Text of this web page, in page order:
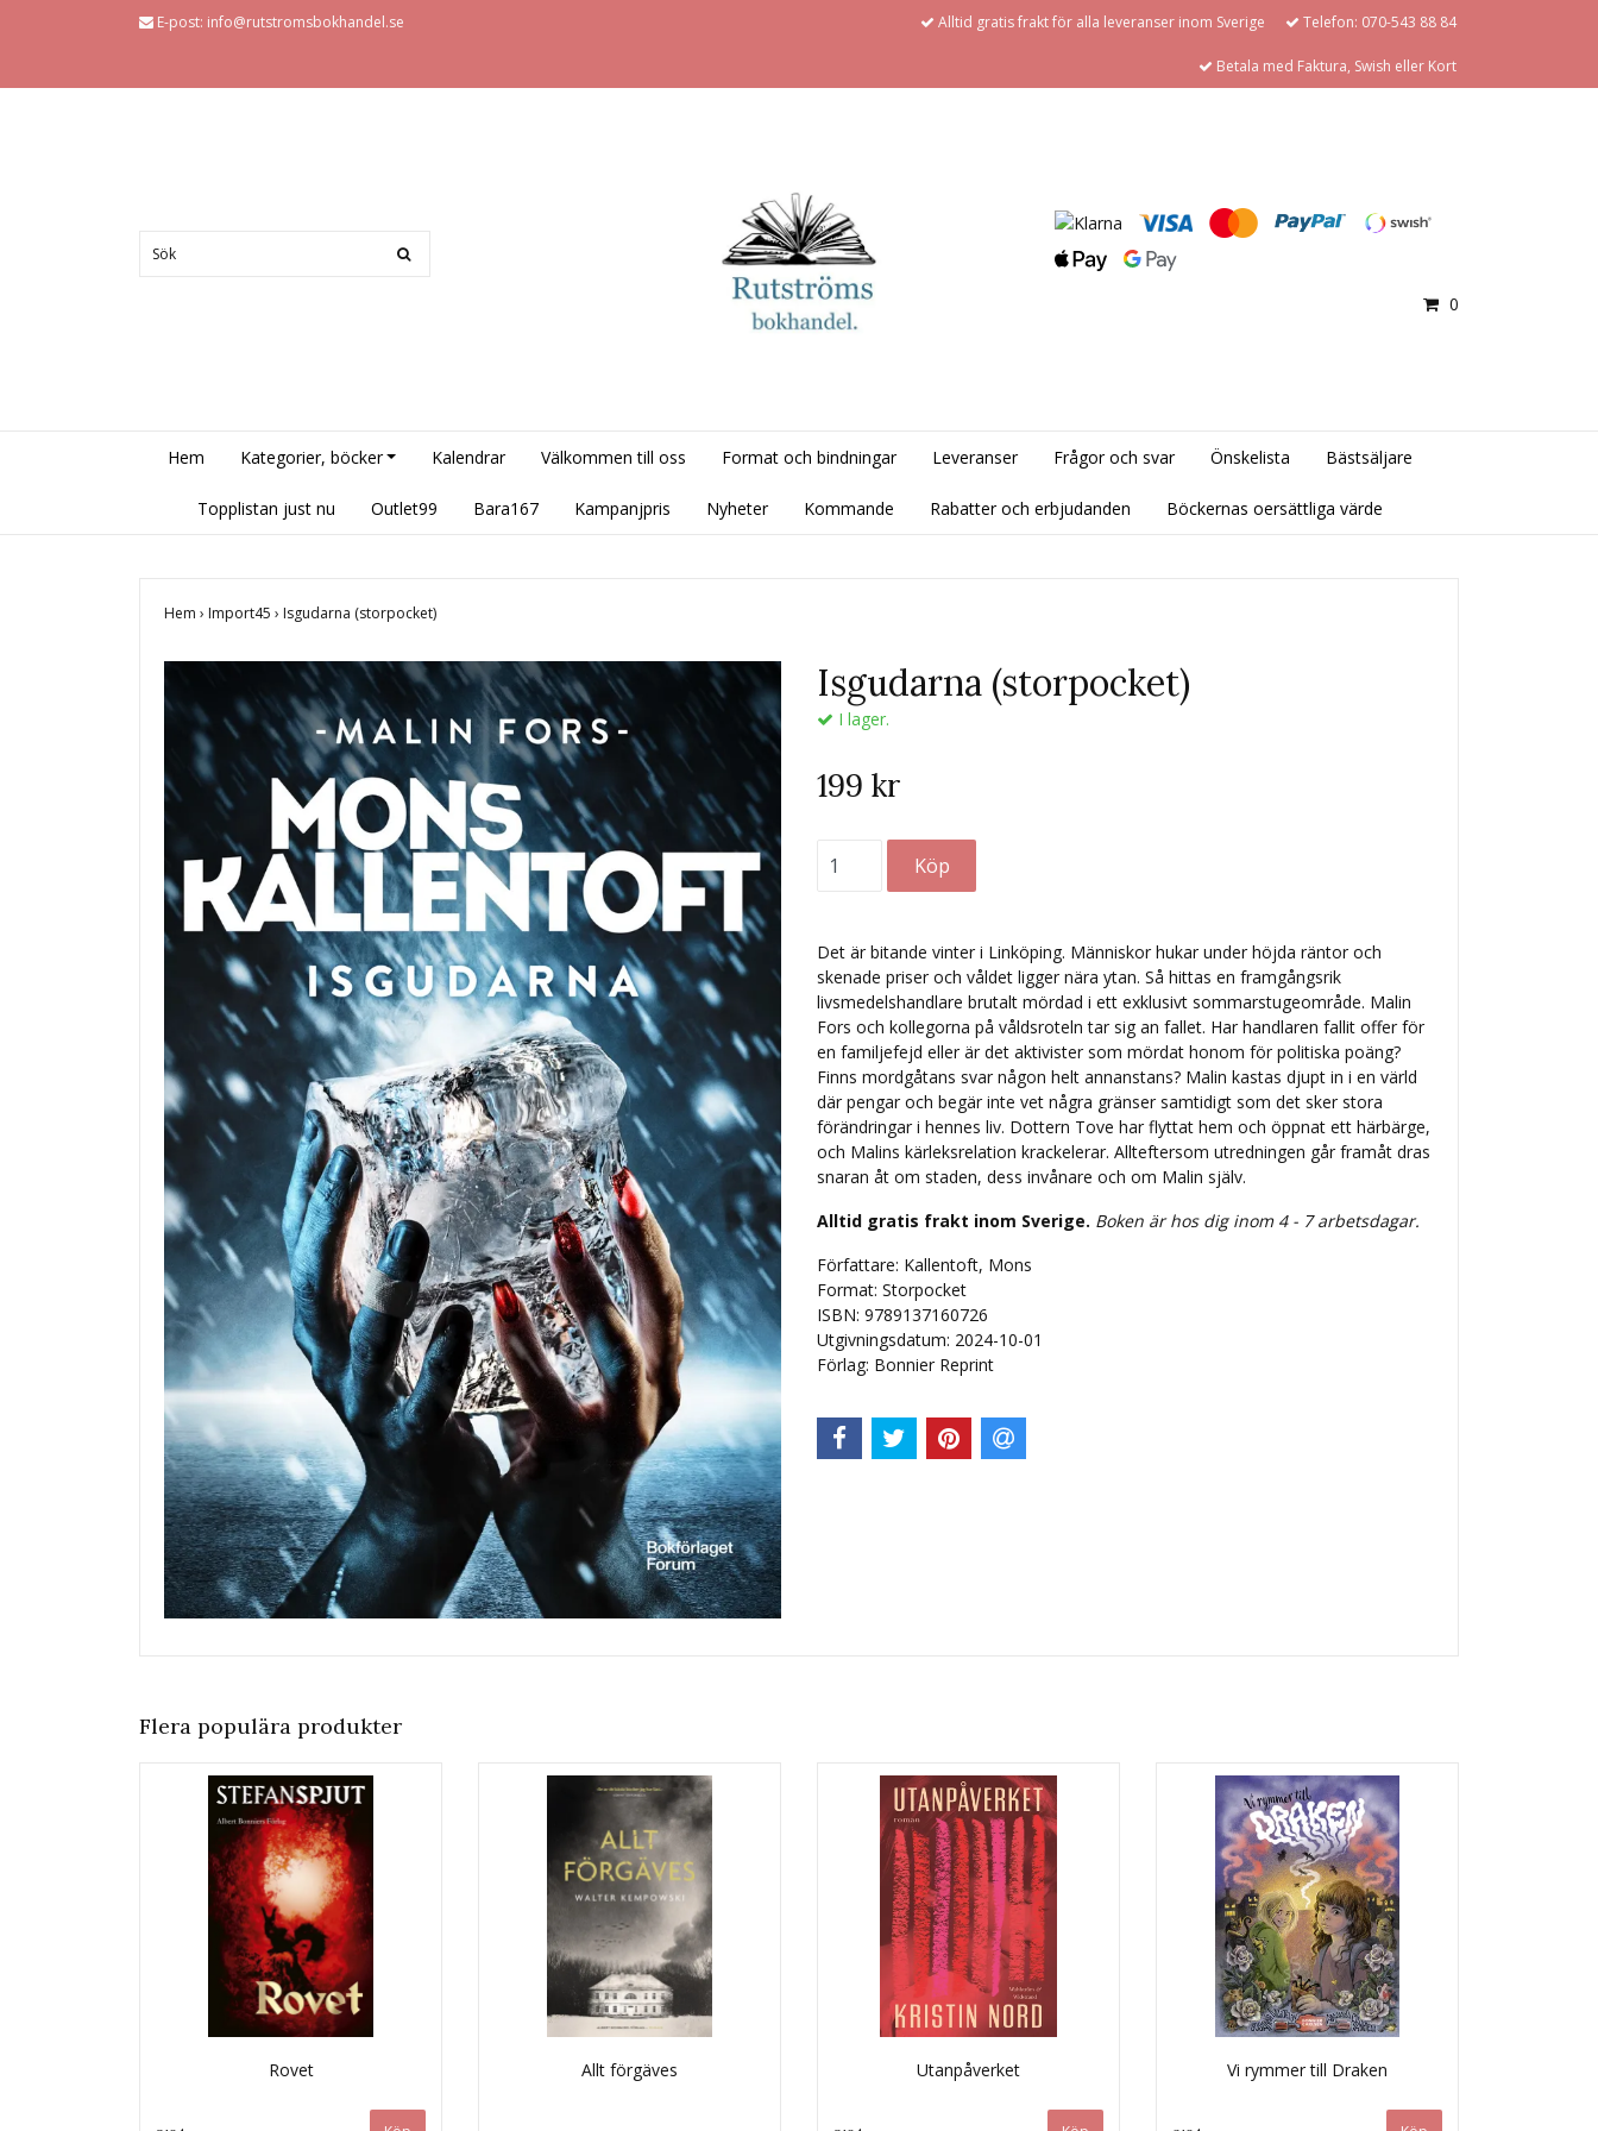
E-post: info@rutstromsbokhandel.se Alltid gratis frakt för alla leveranser inom Sverige Telefon: 070-543 88 84
Betala med Faktura, Swish eller Kort
0
Hem Kategorier, böcker Kalendrar Välkommen till oss Format och bindningar Leveranser Frågor och svar Önskelista Bästsäljare
Topplistan just nu Outlet99 Bara167 Kampanjpris Nyheter Kommande Rabatter och erbjudanden Böckernas oersättliga värde
Hem › Import45 › Isgudarna (storpocket)
Isgudarna (storpocket)
I lager.
199 kr
Det är bitande vinter i Linköping. Människor hukar under höjda räntor och
skenade priser och våldet ligger nära ytan. Så hittas en framgångsrik
livsmedelshandlare brutalt mördad i ett exklusivt sommarstugeområde. Malin
Fors och kollegorna på våldsroteln tar sig an fallet. Har handlaren fallit offer för
en familjefejd eller är det aktivister som mördat honom för politiska poäng?
Finns mordgåtans svar någon helt annanstans? Malin kastas djupt in i en värld
där pengar och begär inte vet några gränser samtidigt som det sker stora
förändringar i hennes liv. Dottern Tove har flyttat hem och öppnat ett härbärge,
och Malins kärleksrelation krackelerar. Allteftersom utredningen går framåt dras
snaran åt om staden, dess invånare och om Malin själv.
Alltid gratis frakt inom Sverige. Boken är hos dig inom 4 - 7 arbetsdagar.
Författare: Kallentoft, Mons
Format: Storpocket
ISBN: 9789137160726
Utgivningsdatum: 2024-10-01
Förlag: Bonnier Reprint
Flera populära produkter
Rovet Allt förgäves Utanpåverket Vi rymmer till Draken